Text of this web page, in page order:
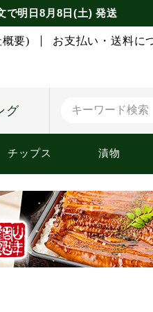
で明日8月8日(土) 発送
要) お支払い・送料に
グ
チップス 漬物